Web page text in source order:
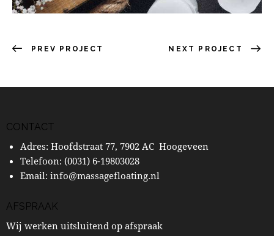
PREV PROJECT NEXT PROJECT
CONTACT
Adres: Hoofdstraat 77, 7902 AC Hoogeveen
Telefoon: (0031) 6-19803028
Email: info@massagefloating.nl
AFSPRAAK
Wij werken uitsluitend op afspraak